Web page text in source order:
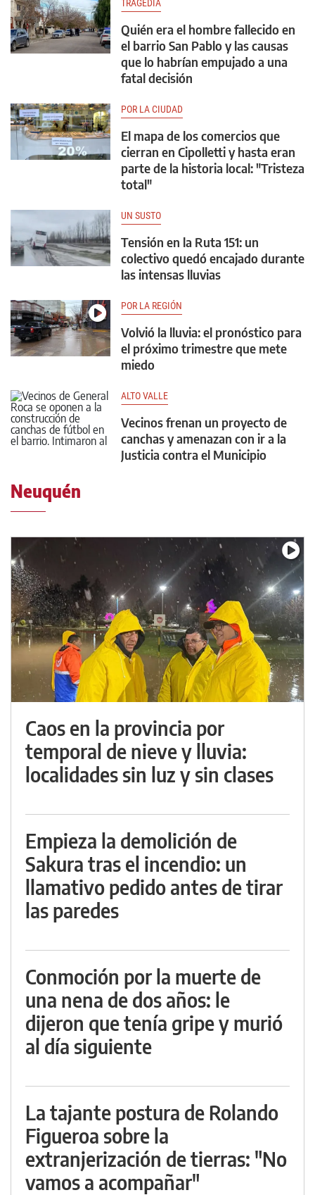
TRAGEDIA
Quién era el hombre fallecido en
el barrio San Pablo y las causas
que lo habrían empujado a una
fatal decisión
POR LA CIUDAD
El mapa de los comercios que
cierran en Cipolletti y hasta eran
parte de la historia local: "Tristeza
total"
UN SUSTO
Tensión en la Ruta 151: un
colectivo quedó encajado durante
las intensas lluvias
POR LA REGIÓN
Volvió la lluvia: el pronóstico para
el próximo trimestre que mete
miedo
ALTO VALLE
Vecinos frenan un proyecto de
canchas y amenazan con ir a la
Justicia contra el Municipio
Neuquén
Caos en la provincia por
temporal de nieve y lluvia:
localidades sin luz y sin clases
Empieza la demolición de
Sakura tras el incendio: un
llamativo pedido antes de tirar
las paredes
Conmoción por la muerte de
una nena de dos años: le
dijeron que tenía gripe y murió
al día siguiente
La tajante postura de Rolando
Figueroa sobre la
extranjerización de tierras: "No
vamos a acompañar"